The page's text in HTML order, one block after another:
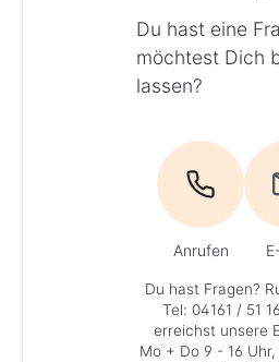
Du hast eine
möchtest Dich
lassen?
Anrufen
Du hast Fragen?
Tel: 04161 / 51
erreichst unsere
Mo + Do 9 - 16